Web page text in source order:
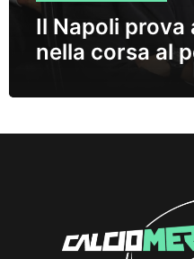
Il Napoli prova
nella corsa al